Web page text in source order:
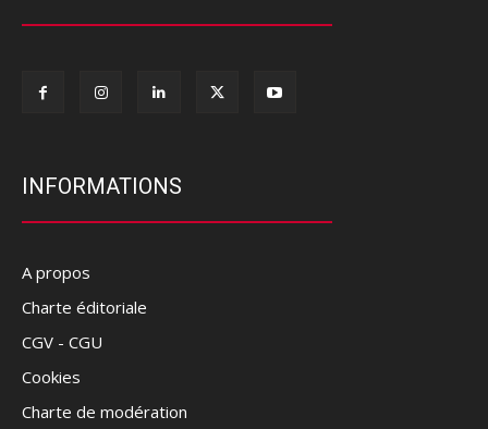
INFORMATIONS
A propos
Charte éditoriale
CGV - CGU
Cookies
Charte de modération